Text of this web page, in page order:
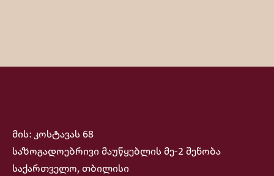
მის: კოსტავას 68
საზოგადოებრივი მაუწყებლის მე-2 შენობა
საქართველო, თბილისი